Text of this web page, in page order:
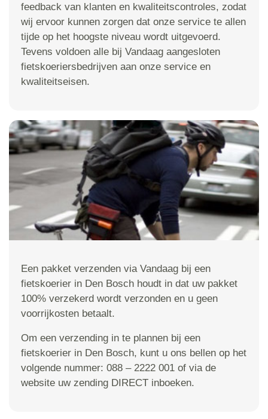
feedback van klanten en kwaliteitscontroles, zodat
wij ervoor kunnen zorgen dat onze service te allen
tijde op het hoogste niveau wordt uitgevoerd.
Tevens voldoen alle bij Vandaag aangesloten
fietskoeriersbedrijven aan onze service en
kwaliteitseisen.
Een pakket verzenden via Vandaag bij een
fietskoerier in Den Bosch houdt in dat uw pakket
100% verzekerd wordt verzonden en u geen
voorrijkosten betaalt.
Om een verzending in te plannen bij een
fietskoerier in Den Bosch, kunt u ons bellen op het
volgende nummer: 088 – 2222 001 of via de
website uw zending DIRECT inboeken.